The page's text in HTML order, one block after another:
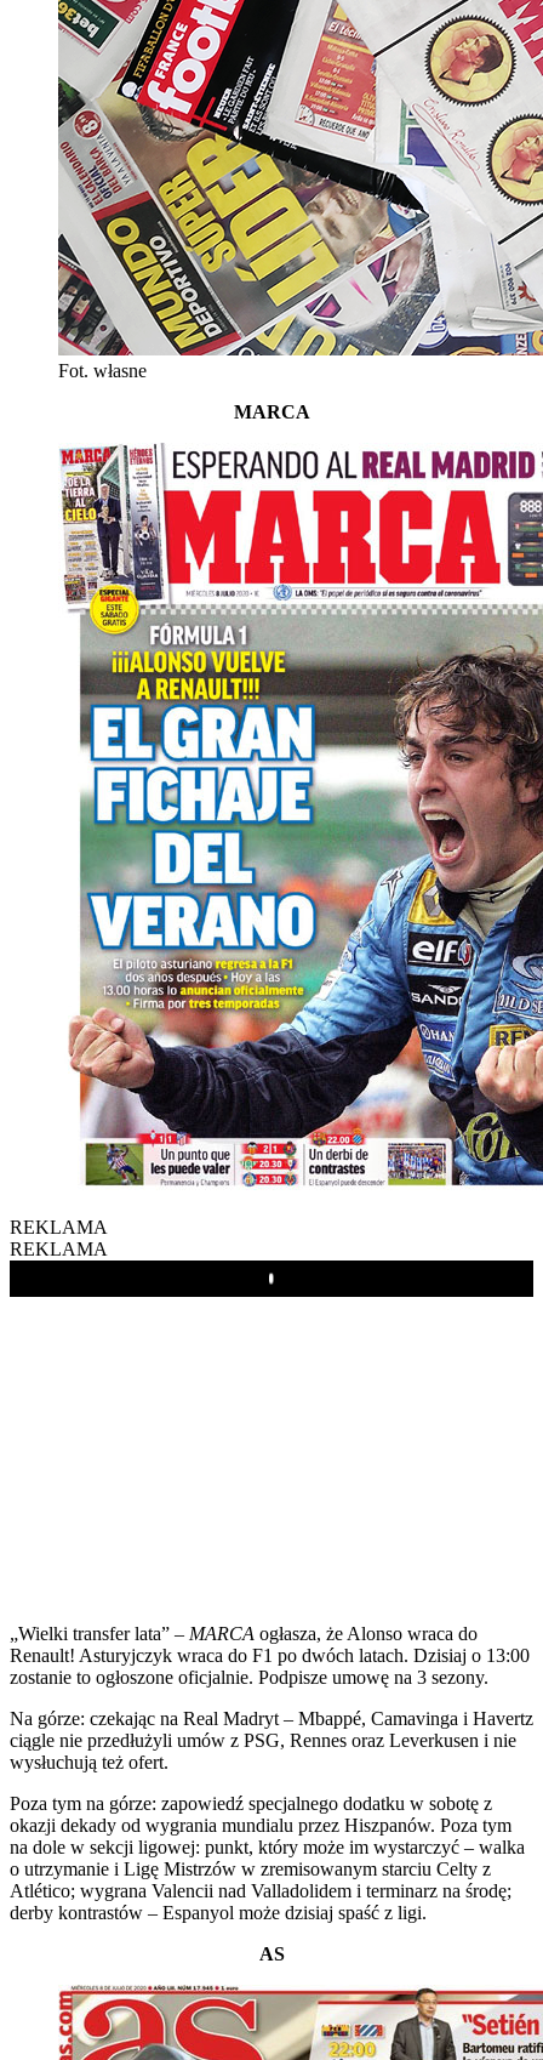
Fot. własne
MARCA
REKLAMA
REKLAMA
Play
„Wielki transfer lata” – MARCA ogłasza, że Alonso wraca do
Renault! Asturyjczyk wraca do F1 po dwóch latach. Dzisiaj o 13:00
zostanie to ogłoszone oficjalnie. Podpisze umowę na 3 sezony.
Na górze: czekając na Real Madryt – Mbappé, Camavinga i Havertz
ciągle nie przedłużyli umów z PSG, Rennes oraz Leverkusen i nie
wysłuchują też ofert.
Poza tym na górze: zapowiedź specjalnego dodatku w sobotę z
okazji dekady od wygrania mundialu przez Hiszpanów. Poza tym
na dole w sekcji ligowej: punkt, który może im wystarczyć – walka
o utrzymanie i Ligę Mistrzów w zremisowanym starciu Celty z
Atlético; wygrana Valencii nad Valladolidem i terminarz na środę;
derby kontrastów – Espanyol może dzisiaj spaść z ligi.
AS